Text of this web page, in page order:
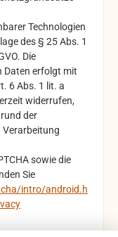
Technologien
des § 25 Abs. 1
Die
Daten erfolgt mit
6 Abs. 1 lit. a
widerrufen,
der
Verarbeitung
sowie die
Sie
intro/android.h